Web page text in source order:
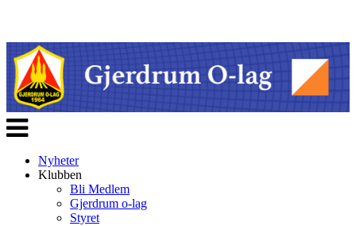
Veksle
navigasjon
Nyheter
Klubben
Bli Medlem
Gjerdrum o-lag
Styret